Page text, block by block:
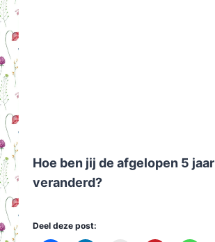
Hoe ben jij de afgelopen 5 jaar
veranderd?
Deel deze post: